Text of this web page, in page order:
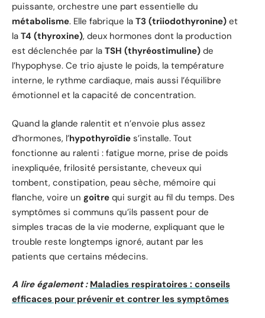
puissante, orchestre une part essentielle du
métabolisme. Elle fabrique la T3 (triiodothyronine) et
la T4 (thyroxine), deux hormones dont la production
est déclenchée par la TSH (thyréostimuline) de
l’hypophyse. Ce trio ajuste le poids, la température
interne, le rythme cardiaque, mais aussi l’équilibre
émotionnel et la capacité de concentration.
Quand la glande ralentit et n’envoie plus assez
d’hormones, l’hypothyroïdie s’installe. Tout
fonctionne au ralenti : fatigue morne, prise de poids
inexpliquée, frilosité persistante, cheveux qui
tombent, constipation, peau sèche, mémoire qui
flanche, voire un goitre qui surgit au fil du temps. Des
symptômes si communs qu’ils passent pour de
simples tracas de la vie moderne, expliquant que le
trouble reste longtemps ignoré, autant par les
patients que certains médecins.
A lire également : Maladies respiratoires : conseils
efficaces pour prévenir et contrer les symptômes